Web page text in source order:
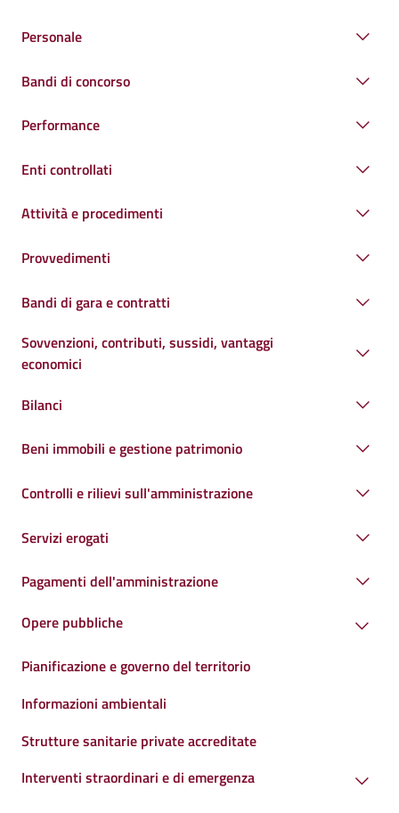
Personale
Bandi di concorso
Performance
Enti controllati
Attività e procedimenti
Provvedimenti
Bandi di gara e contratti
Sovvenzioni, contributi, sussidi, vantaggi
economici
Bilanci
Beni immobili e gestione patrimonio
Controlli e rilievi sull'amministrazione
Servizi erogati
Pagamenti dell'amministrazione
Opere pubbliche
Pianificazione e governo del territorio
Informazioni ambientali
Strutture sanitarie private accreditate
Interventi straordinari e di emergenza